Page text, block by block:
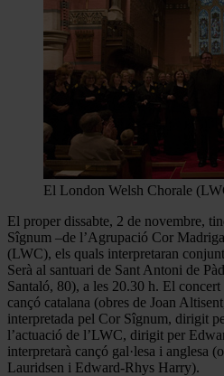
El London Welsh Chorale
El proper dissabte, 2 de novembre,
Sîgnum –de l’Agrupació Cor
(LWC), els quals interpretaran
Serà al santuari de Sant Antoni de
Santaló, 80), a les 20.30 h. El
cançó catalana (obres de Joan
interpretada pel Cor Sîgnum, dirigit
l’actuació de l’LWC, dirigit per
interpretarà cançó gal·lesa i anglesa
Lauridsen i Edward-Rhys Harry).